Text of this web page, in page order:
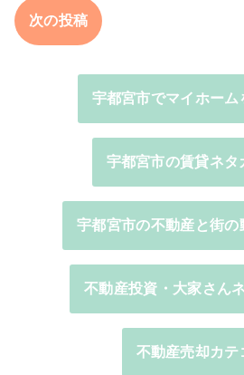
次の投稿
宇都宮市でマイホーム
宇都宮市の賃貸ネタ
宇都宮市の不動産と街の
不動産投資・大家さん
不動産売却カテ